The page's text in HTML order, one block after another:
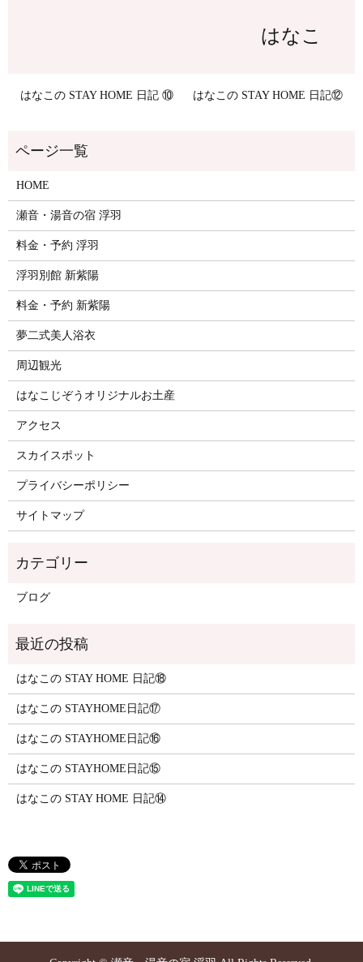
はなこ
はなこの STAY HOME 日記 ⑩ はなこの STAY HOME 日記⑫
HOME
瀬音・湯音の宿 浮羽
料金・予約 浮羽
浮羽別館 新紫陽
料金・予約 新紫陽
夢二式美人浴衣
周辺観光
はなこじぞうオリジナルお土産
アクセス
スカイスポット
プライバシーポリシー
サイトマップ
ブログ
はなこの STAY HOME 日記⑱
はなこの STAYHOME日記⑰
はなこの STAYHOME日記⑯
はなこの STAYHOME日記⑮
はなこの STAY HOME 日記⑭